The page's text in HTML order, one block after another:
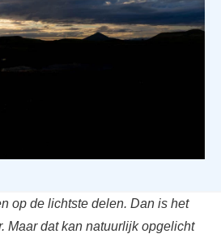
op de lichtste delen. Dan is het
Maar dat kan natuurlijk opgelicht